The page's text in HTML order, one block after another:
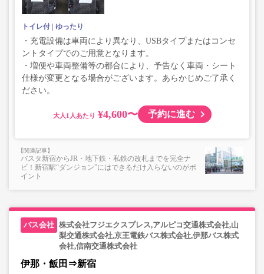
トイレ付 ゆったり
・充電設備は車両により異なり、USBタイプまたはコンセ
ントタイプでのご用意となります。
・増便や車両整備等の都合により、予告なく車両・シート
仕様が変更となる場合がございます。あらかじめご了承く
ださい。
大人 ¥4,600〜 予約に進む
バスタ新宿からJR・地下鉄・私鉄の改札までを完全ナ
ビ！新宿駅“ダンジョン”にはできるだけ入らないのがポ
イント
株式会社フジエクスプレス,アルピコ交通株式会社,山
梨交通株式会社,京王電鉄バス株式会社,伊那バス株式
会社,信南交通株式会社
伊那・飯田⇒新宿